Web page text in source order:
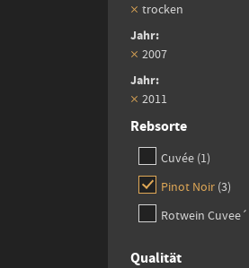
trocken
Jahr
2007
Jahr
2011
Rebsorte
Cuvée 1item
Pinot Noir 3items
Rotwein Cuvee´
Qualität